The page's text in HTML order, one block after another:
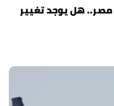
مصر.. هل يوجد تغيير